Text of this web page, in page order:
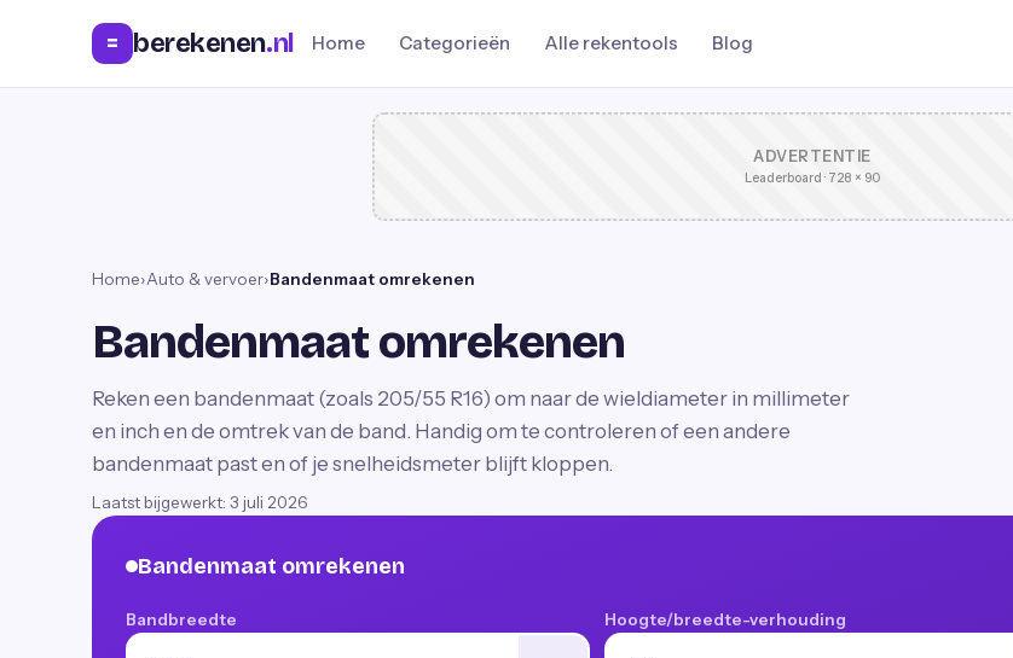
= berekenen.nl Home Categorieën Alle rekentools Blog
ADVERTENTIE
Leaderboard · 728 × 90
Home›Auto & vervoer›Bandenmaat omrekenen
Bandenmaat omrekenen
Reken een bandenmaat (zoals 205/55 R16) om naar de wieldiameter in millimeter
en inch en de omtrek van de band. Handig om te controleren of een andere
bandenmaat past en of je snelheidsmeter blijft kloppen.
Laatst bijgewerkt: 3 juli 2026
Bandenmaat omrekenen
Bandbreedte Hoogte/breedte-verhouding